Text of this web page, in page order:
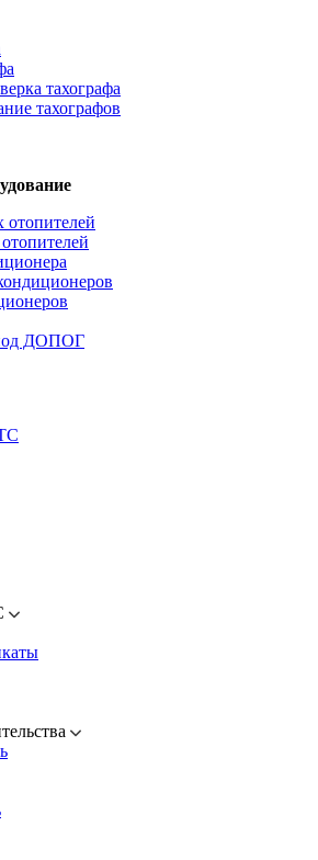
тахографа
тахографов
ДОПОГ